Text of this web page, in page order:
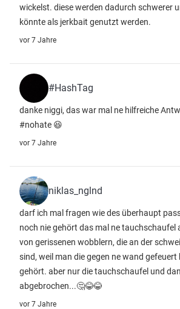
wickelst. diese werden dadurch schwerer
könnte als jerkbait genutzt werden.
vor 7 Jahre
#HashTag
danke niggi, das war mal ne hilfreiche
#nohate 😆
vor 7 Jahre
niklas_nglnd
darf ich mal fragen wie des überhaupt
noch nie gehört das mal ne tauchschaufel
von gerissenen wobblern, die an der
sind, weil man die gegen ne wand
gehört. aber nur die tauchschaufel und
abgebrochen...🤔😂😂
vor 7 Jahre